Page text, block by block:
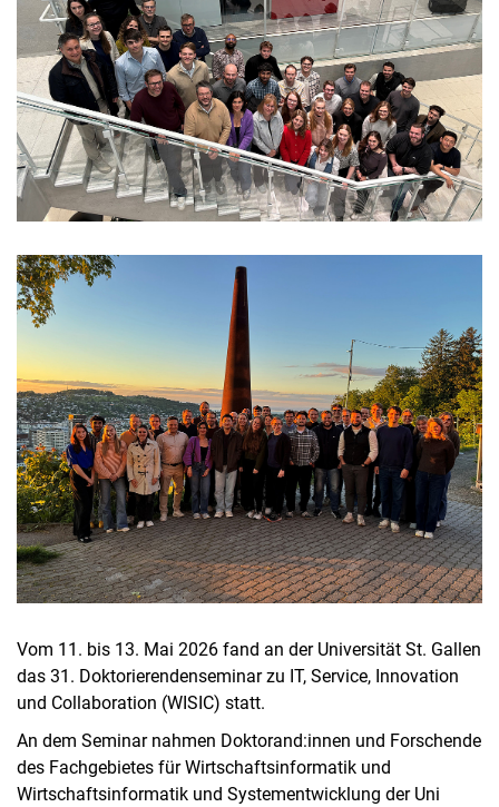
Vom 11. bis 13. Mai 2026 fand an der Universität St. Gallen
das 31. Doktorierendenseminar zu IT, Service, Innovation
und Collaboration (WISIC) statt.
An dem Seminar nahmen Doktorand:innen und Forschende
des Fachgebietes für Wirtschaftsinformatik und
Wirtschaftsinformatik und Systementwicklung der Uni